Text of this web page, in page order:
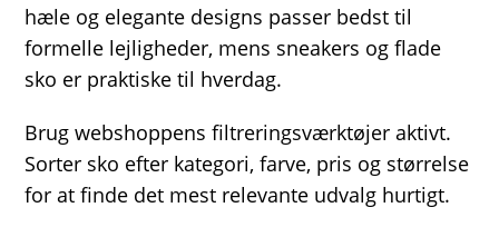
hæle og elegante designs passer bedst til
formelle lejligheder, mens sneakers og flade
sko er praktiske til hverdag.
Brug webshoppens filtreringsværktøjer aktivt.
Sorter sko efter kategori, farve, pris og størrelse
for at finde det mest relevante udvalg hurtigt.